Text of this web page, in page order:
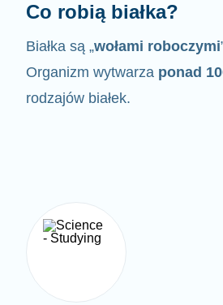
Co robią białka?
Białka są „wołami roboczymi
Organizm wytwarza ponad
rodzajów białek.